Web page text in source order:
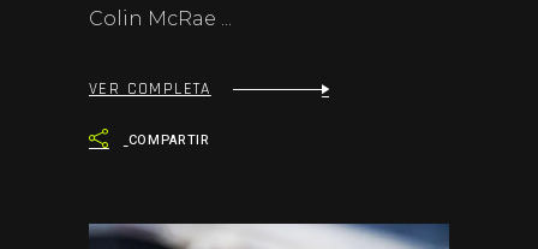
Colin McRae
VER COMPLETA
COMPARTIR